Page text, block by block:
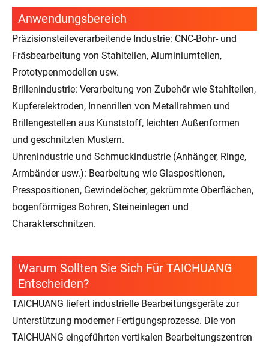
Anwendungsbereich
Präzisionsteileverarbeitende Industrie: CNC-Bohr- und
Fräsbearbeitung von Stahlteilen, Aluminiumteilen,
Prototypenmodellen usw.
Brillenindustrie: Verarbeitung von Zubehör wie Stahlteilen,
Kupferelektroden, Innenrillen von Metallrahmen und
Brillengestellen aus Kunststoff, leichten Außenformen
und geschnitzten Mustern.
Uhrenindustrie und Schmuckindustrie (Anhänger, Ringe,
Armbänder usw.): Bearbeitung wie Glaspositionen,
Presspositionen, Gewindelöcher, gekrümmte Oberflächen,
bogenförmiges Bohren, Steineinlegen und
Charakterschnitzen.
Warum Sollten Sie Sich Für TAICHUANG
Entscheiden?
TAICHUANG liefert industrielle Bearbeitungsgeräte zur
Unterstützung moderner Fertigungsprozesse. Die von
TAICHUANG eingeführten vertikalen Bearbeitungszentren